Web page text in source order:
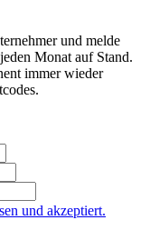
und melde
Monat auf Stand.
immer wieder
und akzeptiert.